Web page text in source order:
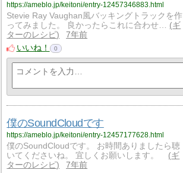
https://ameblo.jp/keitoni/entry-12457346883.html
Stevie Ray Vaughan風バッキングトラックを作
ってみました。 良かったらこれに合わせ…
ギ
ターのレシピ
7年前
いいね！
0
僕のSoundCloudです
https://ameblo.jp/keitoni/entry-12457177628.html
僕のSoundCloudです。 お時間ありましたら聴
いてくださいね。 宜しくお願いします。
ギ
ターのレシピ
7年前